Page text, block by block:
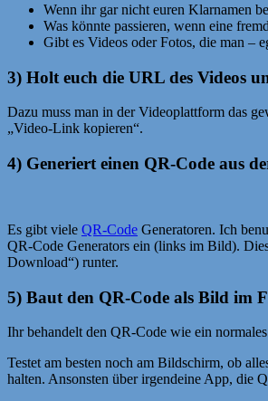
Wenn ihr gar nicht euren Klarnamen
Was könnte passieren, wenn eine
Gibt es Videos oder Fotos, die man –
3) Holt euch die URL des Videos
Dazu muss man in der Videoplattform das
„Video-Link kopieren“.
4) Generiert einen QR-Code aus
Es gibt viele QR-Code Generatoren. Ich
QR-Code Generators ein (links im Bild).
Download“) runter.
5) Baut den QR-Code als Bild im
Ihr behandelt den QR-Code wie ein
Testet am besten noch am Bildschirm, ob
halten. Ansonsten über irgendeine App, die